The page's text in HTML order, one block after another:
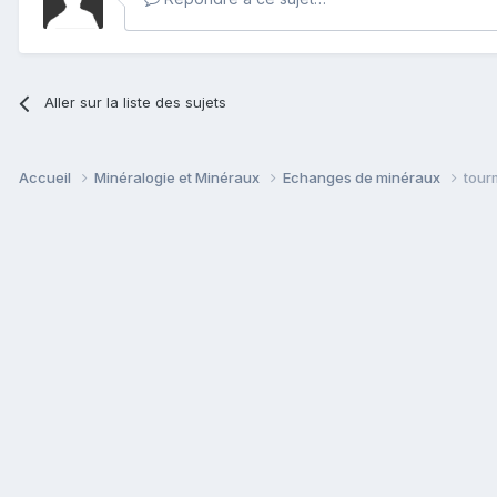
Aller sur la liste des sujets
Accueil Minéralogie et Minéraux Echanges de minéraux